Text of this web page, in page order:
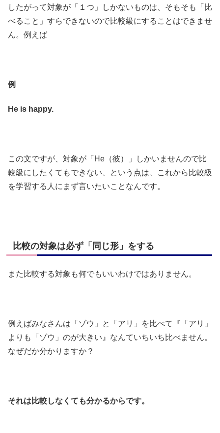
したがって対象が「１つ」しかないものは、そもそも「比
べること」すらできないので比較級にすることはできませ
ん。例えば
例
He is happy.
この文ですが、対象が「He（彼）」しかいませんので比
較級にしたくてもできない、という点は、これから比較級
を学習する人にまず言いたいことなんです。
比較の対象は必ず「同じ形」をする
また比較する対象も何でもいいわけではありません。
例えばみなさんは「ゾウ」と「アリ」を比べて『「アリ」
よりも「ゾウ」のが大きい』なんていちいち比べません。
なぜだか分かりますか？
それは比較しなくても分かるからです。